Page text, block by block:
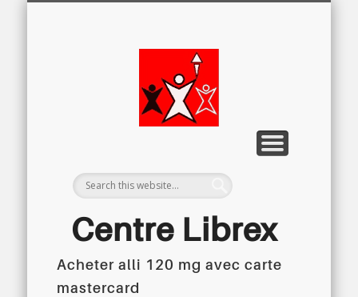
Centre Librex
Centre régional du Libre Examen
Acheter alli 120 mg avec carte
mastercard